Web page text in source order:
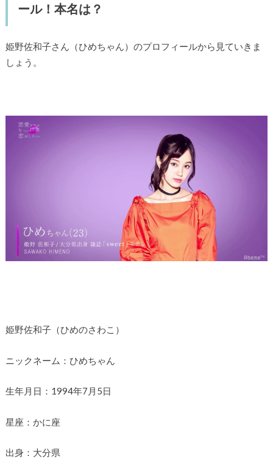
ール！本名は？
姫野佐和子さん（ひめちゃん）のプロフィールから見ていきま
しょう。
姫野佐和子（ひめのさわこ）
ニックネーム：ひめちゃん
生年月日：1994年7月5日
星座：かに座
出身：大分県